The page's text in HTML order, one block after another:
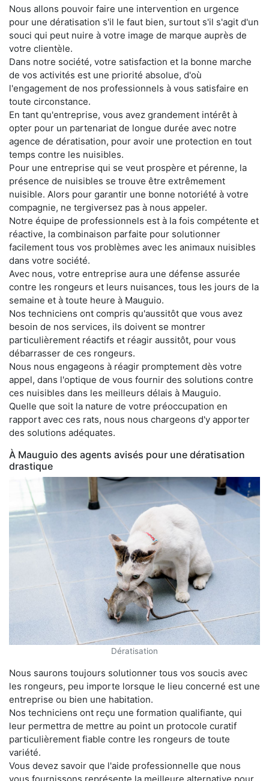
Nous allons pouvoir faire une intervention en urgence
pour une dératisation s'il le faut bien, surtout s'il s'agit d'un
souci qui peut nuire à votre image de marque auprès de
votre clientèle.
Dans notre société, votre satisfaction et la bonne marche
de vos activités est une priorité absolue, d'où
l'engagement de nos professionnels à vous satisfaire en
toute circonstance.
En tant qu'entreprise, vous avez grandement intérêt à
opter pour un partenariat de longue durée avec notre
agence de dératisation, pour avoir une protection en tout
temps contre les nuisibles.
Pour une entreprise qui se veut prospère et pérenne, la
présence de nuisibles se trouve être extrêmement
nuisible. Alors pour garantir une bonne notoriété à votre
compagnie, ne tergiversez pas à nous appeler.
Notre équipe de professionnels est à la fois compétente et
réactive, la combinaison parfaite pour solutionner
facilement tous vos problèmes avec les animaux nuisibles
dans votre société.
Avec nous, votre entreprise aura une défense assurée
contre les rongeurs et leurs nuisances, tous les jours de la
semaine et à toute heure à Mauguio.
Nos techniciens ont compris qu'aussitôt que vous avez
besoin de nos services, ils doivent se montrer
particulièrement réactifs et réagir aussitôt, pour vous
débarrasser de ces rongeurs.
Nous nous engageons à réagir promptement dès votre
appel, dans l'optique de vous fournir des solutions contre
ces nuisibles dans les meilleurs délais à Mauguio.
Quelle que soit la nature de votre préoccupation en
rapport avec ces rats, nous nous chargeons d'y apporter
des solutions adéquates.
À Mauguio des agents avisés pour une dératisation
drastique
Dératisation
Nous saurons toujours solutionner tous vos soucis avec
les rongeurs, peu importe lorsque le lieu concerné est une
entreprise ou bien une habitation.
Nos techniciens ont reçu une formation qualifiante, qui
leur permettra de mettre au point un protocole curatif
particulièrement fiable contre les rongeurs de toute
variété.
Vous devez savoir que l'aide professionnelle que nous